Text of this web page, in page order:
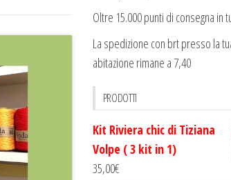
Oltre 15.000 punti di consegna in
La spedizione con brt presso la
abitazione rimane a 7,40
PRODOTTI
Kit Riviera chic di Tiziana
Volpe ( 3 kit in 1)
35,00€